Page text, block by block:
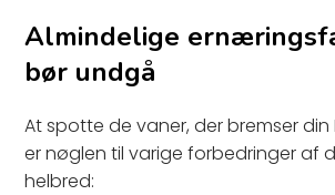
Almindelige
bør undgå
At spotte de vaner, der bremser din
er nøglen til varige forbedringer af
helbred: